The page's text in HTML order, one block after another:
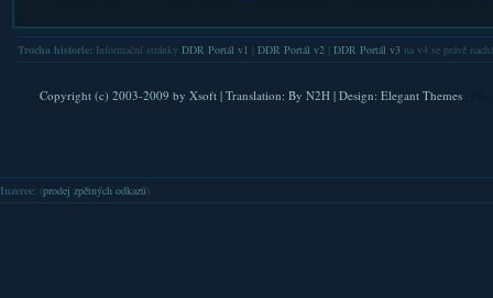
Trocha historie: Informační stránky DDR Portál v1 DDR Portál v2| DDR Portál v3na v4 se právě
Copyright (c) 2003-2009 by Xsoft| Translation: By N2H| Design: Elegant Themes
Inzerce: (prodej zpětných odkazů )